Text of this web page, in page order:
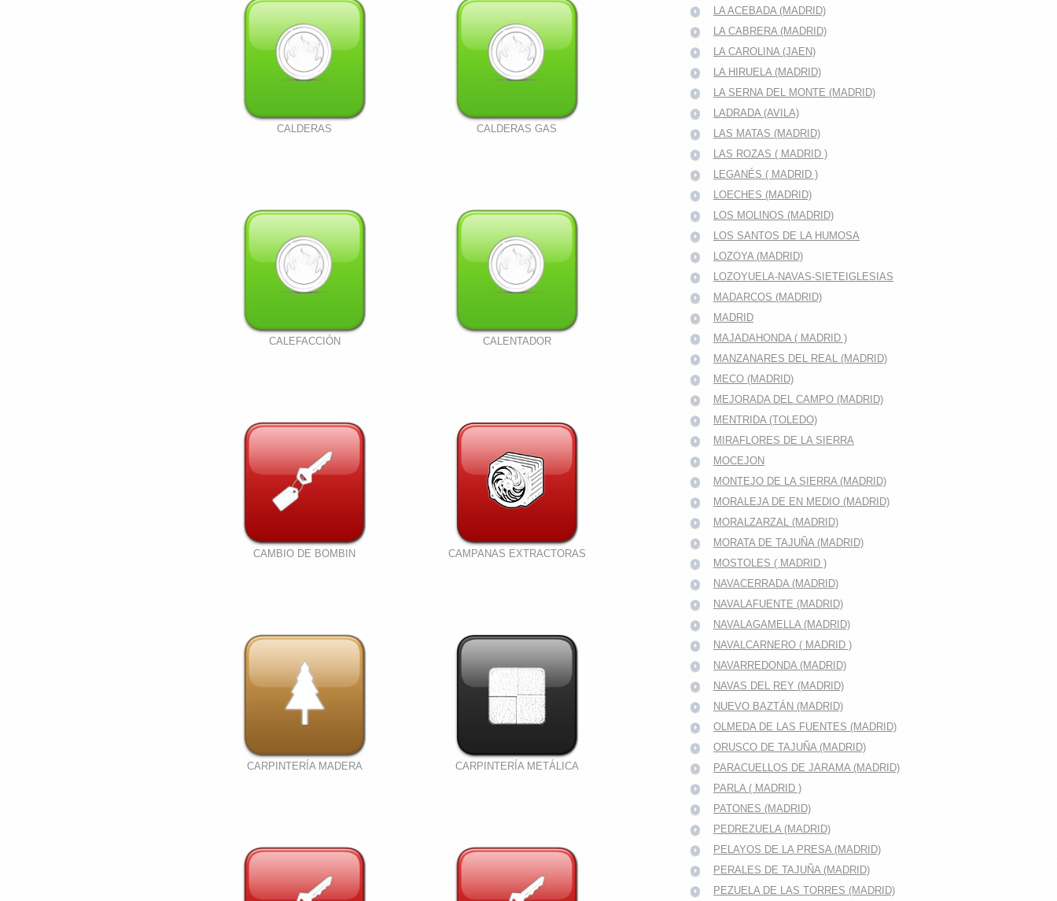
CALDERAS CALDERAS GAS
CALEFACCIÓN CALENTADOR
CAMBIO DE BOMBIN CAMPANAS EXTRACTORAS
CARPINTERÍA MADERA CARPINTERÍA METÁLICA
LA ACEBADA (MADRID)
LA CABRERA (MADRID)
LA CAROLINA (JAEN)
LA HIRUELA (MADRID)
LA SERNA DEL MONTE (MADRID)
LADRADA (AVILA)
LAS MATAS (MADRID)
LAS ROZAS ( MADRID )
LEGANÉS ( MADRID )
LOECHES (MADRID)
LOS MOLINOS (MADRID)
LOS SANTOS DE LA HUMOSA
LOZOYA (MADRID)
LOZOYUELA-NAVAS-SIETEIGLESIAS
MADARCOS (MADRID)
MADRID
MAJADAHONDA ( MADRID )
MANZANARES DEL REAL (MADRID)
MECO (MADRID)
MEJORADA DEL CAMPO (MADRID)
MENTRIDA (TOLEDO)
MIRAFLORES DE LA SIERRA
MOCEJON
MONTEJO DE LA SIERRA (MADRID)
MORALEJA DE EN MEDIO (MADRID)
MORALZARZAL (MADRID)
MORATA DE TAJUÑA (MADRID)
MOSTOLES ( MADRID )
NAVACERRADA (MADRID)
NAVALAFUENTE (MADRID)
NAVALAGAMELLA (MADRID)
NAVALCARNERO ( MADRID )
NAVARREDONDA (MADRID)
NAVAS DEL REY (MADRID)
NUEVO BAZTÁN (MADRID)
OLMEDA DE LAS FUENTES (MADRID)
ORUSCO DE TAJUÑA (MADRID)
PARACUELLOS DE JARAMA (MADRID)
PARLA ( MADRID )
PATONES (MADRID)
PEDREZUELA (MADRID)
PELAYOS DE LA PRESA (MADRID)
PERALES DE TAJUÑA (MADRID)
PEZUELA DE LAS TORRES (MADRID)